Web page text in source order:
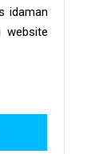
idaman
website